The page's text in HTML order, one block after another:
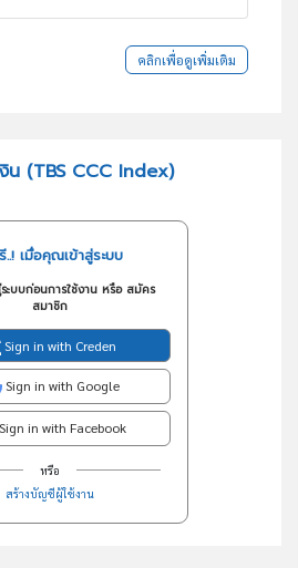
คลิกเพื่อดูเพิ่มเติม
น (TBS CCC Index)
เมื่อคุณเข้าสู่ระบบ
ะบบก่อนการใช้งาน หรือ สมัคร
สมาชิก
Sign in with Creden
Sign in with Google
Sign in with Facebook
หรือ
สร้างบัญชีผู้ใช้งาน